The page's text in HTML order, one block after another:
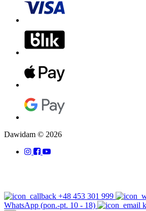
Dawidam © 2026
+48 453 301 999
WhatsApp (pon.-pt. 10 - 18)